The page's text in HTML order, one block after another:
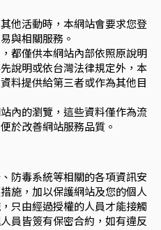
他活動時，本網站會要求您登
與相關服務。
都僅供本網站內部依照原說明
說明或依台灣法律規定外，本
料提供給第三者或作為其他目
內的瀏覽，這些資料僅作為流
於改善網站服務品質。
防毒系統等相關的各項資訊安
施，加以保護網站及您的個人
只由經過授權的人員才能接觸
員皆簽有保密合約，如有違反